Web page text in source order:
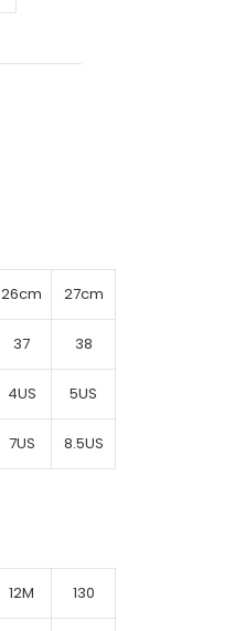
26cm 27cm
37 38
4US 5US
7US 8.5US
12M 130